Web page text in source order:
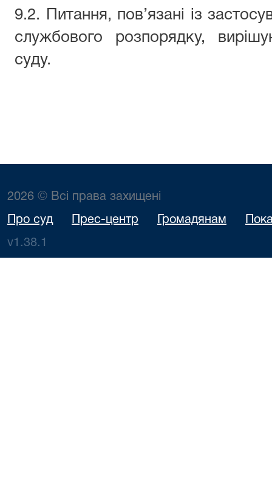
9.2. Питання, пов’язані із
службового розпорядку,
суду.
2026 © Всі права захищені
Про суд Прес-центр Громадянам
v1.38.1